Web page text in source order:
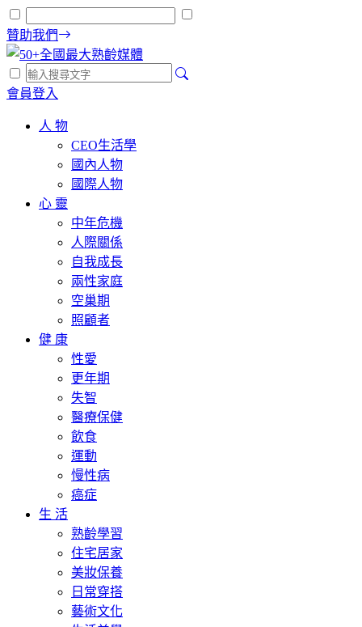
贊助我們
會員登入
人 物
CEO生活學
國內人物
國際人物
心 靈
中年危機
人際關係
自我成長
兩性家庭
空巢期
照顧者
健 康
性愛
更年期
失智
醫療保健
飲食
運動
慢性病
癌症
生 活
熟齡學習
住宅居家
美妝保養
日常穿搭
藝術文化